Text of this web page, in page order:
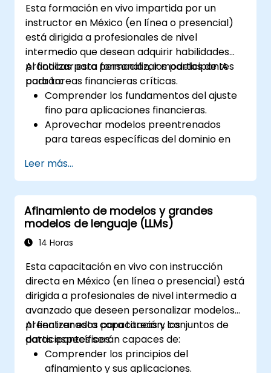
Esta formación en vivo impartida por un
instructor en México (en línea o presencial)
está dirigida a profesionales de nivel
intermedio que desean adquirir habilidades
prácticas para personalizar modelos de IA
para tareas financieras críticas.
Al finalizar esta formación, los participantes
podrán:
Comprender los fundamentos del ajuste
fino para aplicaciones financieras.
Aprovechar modelos preentrenados
para tareas específicas del dominio en
Aplicar técnicas para la detección de
fraude, evaluación de riesgos y
generación de asesoramiento financiero.
Garantizar el cumplimiento de
normativas financieras como GDPR y
SOX.
datos e IA ética en aplicaciones
financieras.
Leer más...
Afinamiento de modelos y grandes
modelos de lenguaje (LLMs)
14 Horas
Esta capacitación en vivo con instrucción
directa en México (en línea o presencial) está
dirigida a profesionales de nivel intermedio a
avanzado que deseen personalizar modelos
preentrenados para tareas y conjuntos de
datos específicos.
Al finalizar esta capacitación, los
participantes serán capaces de:
Comprender los principios del
afinamiento y sus aplicaciones.